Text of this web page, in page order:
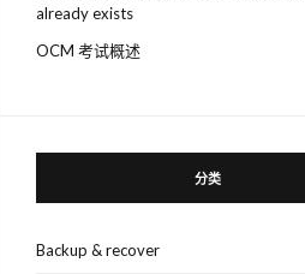
already exists
OCM 考试概述
分类
Backup & recover